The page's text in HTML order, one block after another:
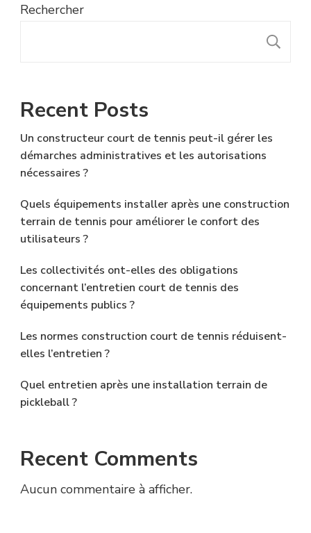
Rechercher
Recent Posts
Un constructeur court de tennis peut-il gérer les
démarches administratives et les autorisations
nécessaires ?
Quels équipements installer après une construction
terrain de tennis pour améliorer le confort des
utilisateurs ?
Les collectivités ont-elles des obligations
concernant l’entretien court de tennis des
équipements publics ?
Les normes construction court de tennis réduisent-
elles l’entretien ?
Quel entretien après une installation terrain de
pickleball ?
Recent Comments
Aucun commentaire à afficher.